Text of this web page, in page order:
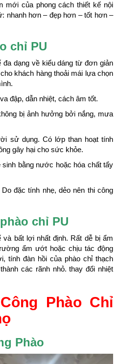
mới của phong cách thiết kế nội
nhanh hơn – đẹp hơn – tốt hơn –
chỉ PU
đa dạng về kiểu dáng từ đơn giản
khách hàng thoải mái lựa chọn
đập, dẫn nhiệt, cách âm tốt.
bị ảnh hưởng bởi nắng, mưa
sử dụng. Có lớp than hoạt tính
gây hại cho sức khỏe.
bằng nước hoặc hóa chất tẩy
đặc tính nhẹ, dẻo nên thi công
chỉ PU
bất lợi nhất định. Rất dễ bị ẩm
ẩm ướt hoặc chịu tác động
tính đàn hồi của phào chỉ thạch
các rãnh nhỏ. thay đổi nhiệt
Phào Chỉ
Phào